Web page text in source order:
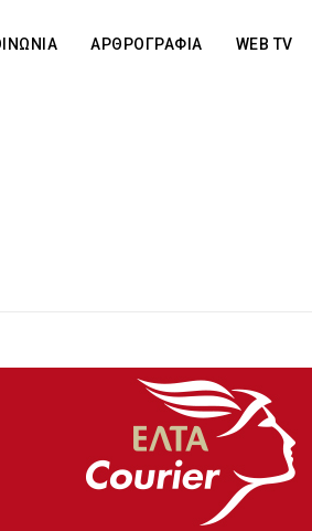
ΑΡΘΡΟΓΡΑΦΙΑ WEB TV